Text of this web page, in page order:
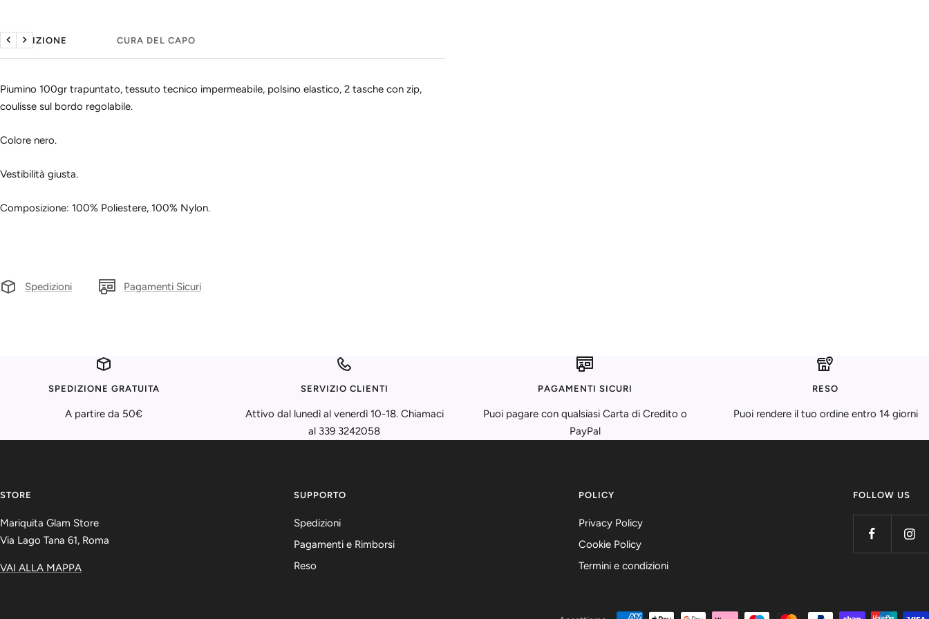
DESCRIZIONE CURA DEL CAPO
Precedente
Seguente
Piumino 100gr trapuntato, tessuto tecnico impermeabile, polsino elastico, 2 tasche con zip,
coulisse sul bordo regolabile.
Colore nero.
Vestibilità giusta.
Composizione: 100% Poliestere, 100% Nylon.
Spedizioni Pagamenti Sicuri
SPEDIZIONE GRATUITA
A partire da 50€
SERVIZIO CLIENTI
Attivo dal lunedì al venerdì 10-18. Chiamaci
al 339 3242058
PAGAMENTI SICURI
Puoi pagare con qualsiasi Carta di Credito o
PayPal
RESO
Puoi rendere il tuo ordine entro 14 giorni
STORE
Mariquita Glam Store
Via Lago Tana 61, Roma
VAI ALLA MAPPA
SUPPORTO
Spedizioni
Pagamenti e Rimborsi
Reso
POLICY
Privacy Policy
Cookie Policy
Termini e condizioni
FOLLOW US